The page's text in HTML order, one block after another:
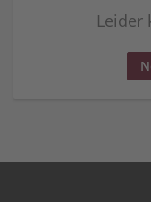
Leider